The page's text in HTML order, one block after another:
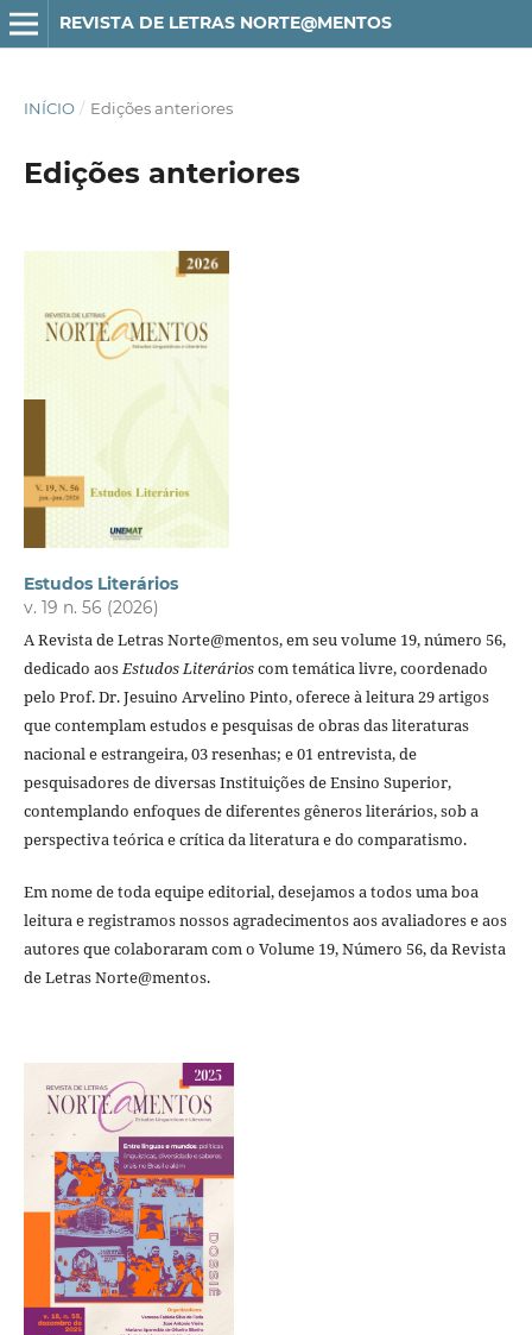
REVISTA DE LETRAS NORTE@MENTOS
INÍCIO / Edições anteriores
Edições anteriores
Estudos Literários
v. 19 n. 56 (2026)
A Revista de Letras Norte@mentos, em seu volume 19, número 56,
dedicado aosEstudos Literárioscom temática livre, coordenado
pelo Prof. Dr. Jesuino Arvelino Pinto, oferece à leitura 29 artigos
que contemplam estudos e pesquisas de obras das literaturas
nacional e estrangeira, 03 resenhas; e 01 entrevista, de
pesquisadores de diversas Instituições de Ensino Superior,
contemplando enfoques de diferentes gêneros literários, sob a
perspectiva teórica e crítica da literatura e do comparatismo.
Em nome de toda equipe editorial, desejamos a todos uma boa
leitura e registramos nossos agradecimentos aos avaliadores e aos
autores que colaboraram com o Volume 19, Número 56, da Revista
de Letras Norte@mentos.